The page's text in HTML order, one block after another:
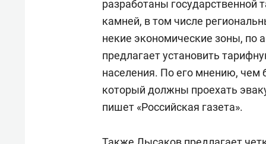
разработаны государственной
камней, в том числе
некие экономические зоны, по
предлагает установить
населения. По его мнению,
который должны проехать
пишет «Российская газета».